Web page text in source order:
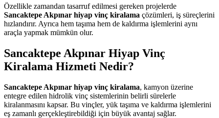
Özellikle zamandan tasarruf edilmesi gereken projelerde
Sancaktepe Akpınar hiyap vinç kiralama çözümleri, iş süreçlerini
hızlandırır. Ayrıca hem taşıma hem de kaldırma işlemlerini aynı
araçla yapmak mümkün olur.
Sancaktepe Akpınar Hiyap Vinç
Kiralama Hizmeti Nedir?
Sancaktepe Akpınar hiyap vinç kiralama, kamyon üzerine
entegre edilen hidrolik vinç sistemlerinin belirli sürelerle
kiralanmasını kapsar. Bu vinçler, yük taşıma ve kaldırma işlemlerini
eş zamanlı gerçekleştirebildiği için büyük avantaj sağlar.